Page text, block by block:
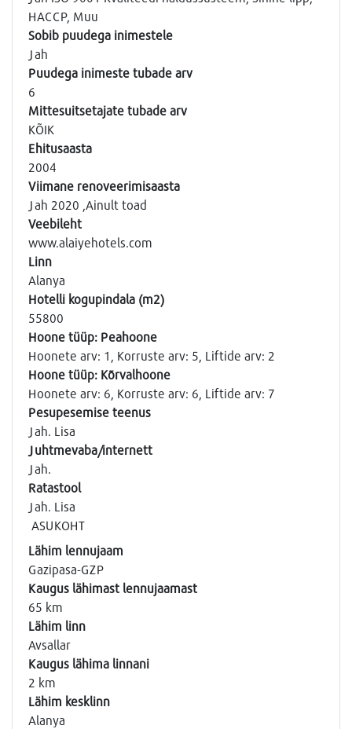
HACCP, Muu
Sobib puudega inimestele
Jah
Puudega inimeste tubade arv
6
Mittesuitsetajate tubade arv
KÕIK
Ehitusaasta
2004
Viimane renoveerimisaasta
Jah 2020 ,Ainult toad
Veebileht
www.alaiyehotels.com
Linn
Alanya
Hotelli kogupindala (m2)
55800
Hoone tüüp: Peahoone
Hoonete arv: 1, Korruste arv: 5, Liftide arv: 2
Hoone tüüp: Kõrvalhoone
Hoonete arv: 6, Korruste arv: 6, Liftide arv: 7
Pesupesemise teenus
Jah. Lisa
Juhtmevaba/internett
Jah.
Ratastool
Jah. Lisa
ASUKOHT
Lähim lennujaam
Gazipasa-GZP
Kaugus lähimast lennujaamast
65 km
Lähim linn
Avsallar
Kaugus lähima linnani
2 km
Lähim kesklinn
Alanya